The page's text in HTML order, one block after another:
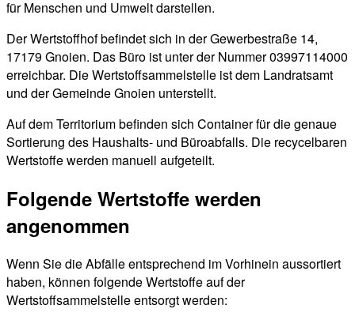
für Menschen und Umwelt darstellen.
Der Wertstoffhof befindet sich in der Gewerbestraße 14,
17179 Gnoien. Das Büro ist unter der Nummer 03997114000
erreichbar. Die Wertstoffsammelstelle ist dem Landratsamt
und der Gemeinde Gnoien unterstellt.
Auf dem Territorium befinden sich Container für die genaue
Sortierung des Haushalts- und Büroabfalls. Die recycelbaren
Wertstoffe werden manuell aufgeteilt.
Folgende Wertstoffe werden
angenommen
Wenn Sie die Abfälle entsprechend im Vorhinein aussortiert
haben, können folgende Wertstoffe auf der
Wertstoffsammelstelle entsorgt werden: